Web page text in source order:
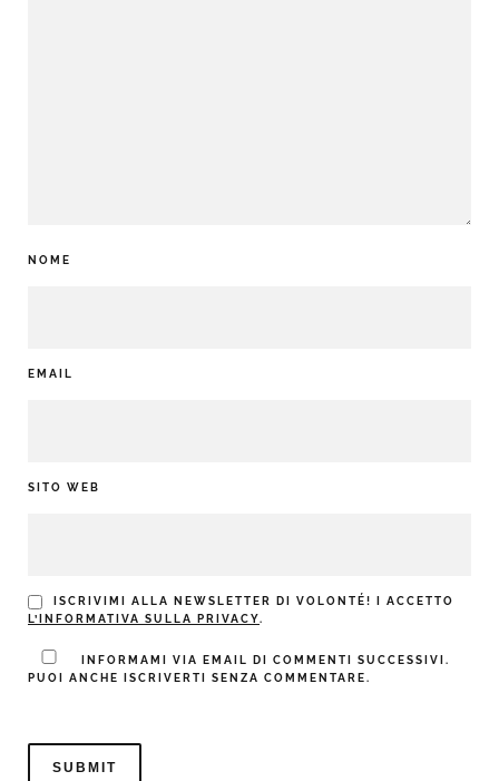
NOME
EMAIL
SITO WEB
ISCRIVIMI ALLA NEWSLETTER DI VOLONTÉ! I ACCETTO
L’INFORMATIVA SULLA PRIVACY.
INFORMAMI VIA EMAIL DI COMMENTI SUCCESSIVI.
PUOI ANCHE ISCRIVERTI SENZA COMMENTARE.